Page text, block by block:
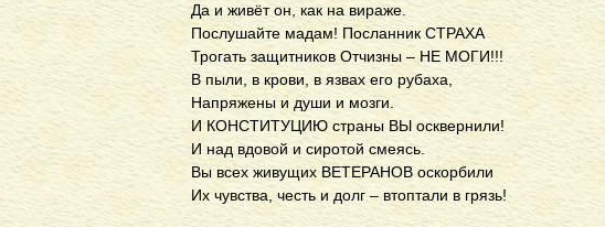
Да и живёт он, как на вираже.
Послушайте мадам! Посланник СТРАХА
Трогать защитников Отчизны – НЕ МОГИ!!!
В пыли, в крови, в язвах его рубаха,
Напряжены и души и мозги.
И КОНСТИТУЦИЮ страны ВЫ осквернили!
И над вдовой и сиротой смеясь.
Вы всех живущих ВЕТЕРАНОВ оскорбили
Их чувства, честь и долг – втоптали в грязь!